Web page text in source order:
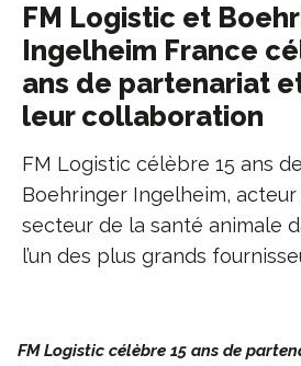
FM Logistic et
Ingelheim France
ans de partenariat
leur collaboration
FM Logistic célèbre 15 ans
Boehringer Ingelheim, acteur
secteur de la santé animale
l’un des plus grands
FM Logistic célèbre 15 ans de